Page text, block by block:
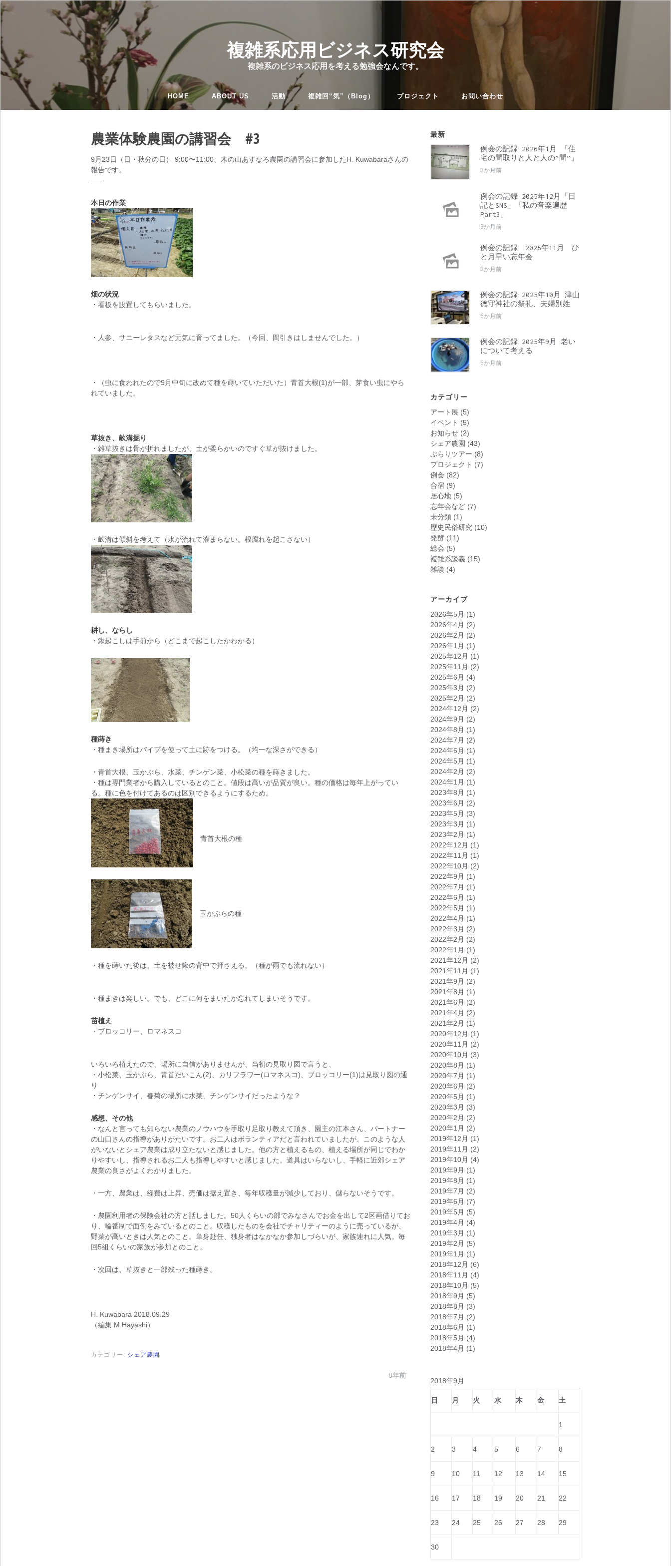
複雑系応用ビジネス研究会
複雑系のビジネス応用を考える勉強会なんです。
HOME ABOUT US 活動 複雑回“気”（Blog） プロジェクト お問い合わせ
農業体験農園の講習会 #3
9月23日（日・秋分の日） 9:00〜11:00、木の山あすなろ農園の講習会に参加したH. Kuwabaraさんの
報告です。
—–
本日の作業
畑の状況
・看板を設置してもらいました。
・人参、サニーレタスなど元気に育ってました。（今回、間引きはしませんでした。）
・（虫に食われたので9月中旬に改めて種を蒔いていただいた）青首大根(1)が一部、芽食い虫にやら
れていました。
草抜き、畝溝掘り
・雑草抜きは骨が折れましたが、土が柔らかいのですぐ草が抜けました。
・畝溝は傾斜を考えて（水が流れて溜まらない。根腐れを起こさない）
耕し、ならし
・鍬起こしは手前から（どこまで起こしたかわかる）
種蒔き
・種まき場所はパイプを使って土に跡をつける。（均一な深さができる）
・青首大根、玉かぶら、水菜、チンゲン菜、小松菜の種を蒔きました。
・種は専門業者から購入しているとのこと。値段は高いが品質が良い。種の価格は毎年上がってい
る。種に色を付けてあるのは区別できるようにするため。
青首大根の種
玉かぶらの種
・種を蒔いた後は、土を被せ鍬の背中で押さえる。（種が雨でも流れない）
・種まきは楽しい。でも、どこに何をまいたか忘れてしまいそうです。
苗植え
・ブロッコリー、ロマネスコ
いろいろ植えたので、場所に自信がありませんが、当初の見取り図で言うと、
・小松菜、玉かぶら、青首だいこん(2)、カリフラワー(ロマネスコ)、ブロッコリー(1)は見取り図の通
り
・チンゲンサイ、春菊の場所に水菜、チンゲンサイだったような？
感想、その他
・なんと言っても知らない農業のノウハウを手取り足取り教えて頂き、園主の江本さん、パートナー
の山口さんの指導がありがたいです。お二人はボランティアだと言われていましたが、このような人
がいないとシェア農業は成り立たないと感じました。他の方と植えるもの、植える場所が同じでわか
りやすいし、指導されるお二人も指導しやすいと感じました。道具はいらないし、手軽に近郊シェア
農業の良さがよくわかりました。
・一方、農業は、経費は上昇、売価は据え置き、毎年収穫量が減少しており、儲らないそうです。
・農園利用者の保険会社の方と話しました。50人くらいの部でみなさんでお金を出して2区画借りてお
り、輪番制で面倒をみているとのこと。収穫したものを会社でチャリティーのように売っているが、
野菜が高いときは人気とのこと。単身赴任、独身者はなかなか参加しづらいが、家族連れに人気。毎
回5組くらいの家族が参加とのこと。
・次回は、草抜きと一部残った種蒔き。
H. Kuwabara 2018.09.29
（編集 M.Hayashi）
カテゴリー: シェア農園
8年前
最新
例会の記録 2026年1月 「住
宅の間取りと人と人の”間”」
3か月前
例会の記録 2025年12月「日
記とSNS」「私の音楽遍歴
Part3」
3か月前
例会の記録 2025年11月 ひ
と月早い忘年会
3か月前
例会の記録 2025年10月 津山
徳守神社の祭礼、夫婦別姓
6か月前
例会の記録 2025年9月 老い
について考える
6か月前
カテゴリー
アート展 (5)
イベント (5)
お知らせ (2)
シェア農園 (43)
ぶらりツアー (8)
プロジェクト (7)
例会 (82)
合宿 (9)
居心地 (5)
忘年会など (7)
未分類 (1)
歴史民俗研究 (10)
発酵 (11)
総会 (5)
複雑系談義 (15)
雑談 (4)
アーカイブ
2026年5月 (1)
2026年4月 (2)
2026年2月 (2)
2026年1月 (1)
2025年12月 (1)
2025年11月 (2)
2025年6月 (4)
2025年3月 (2)
2025年2月 (2)
2024年12月 (2)
2024年9月 (2)
2024年8月 (1)
2024年7月 (2)
2024年6月 (1)
2024年5月 (1)
2024年2月 (2)
2024年1月 (1)
2023年8月 (1)
2023年6月 (2)
2023年5月 (3)
2023年3月 (1)
2023年2月 (1)
2022年12月 (1)
2022年11月 (1)
2022年10月 (2)
2022年9月 (1)
2022年7月 (1)
2022年6月 (1)
2022年5月 (1)
2022年4月 (1)
2022年3月 (2)
2022年2月 (2)
2022年1月 (1)
2021年12月 (2)
2021年11月 (1)
2021年9月 (2)
2021年8月 (1)
2021年6月 (2)
2021年4月 (2)
2021年2月 (1)
2020年12月 (1)
2020年11月 (2)
2020年10月 (3)
2020年8月 (1)
2020年7月 (1)
2020年6月 (2)
2020年5月 (1)
2020年3月 (3)
2020年2月 (2)
2020年1月 (2)
2019年12月 (1)
2019年11月 (2)
2019年10月 (4)
2019年9月 (1)
2019年8月 (1)
2019年7月 (2)
2019年6月 (7)
2019年5月 (5)
2019年4月 (4)
2019年3月 (1)
2019年2月 (5)
2019年1月 (1)
2018年12月 (6)
2018年11月 (4)
2018年10月 (5)
2018年9月 (5)
2018年8月 (3)
2018年7月 (2)
2018年6月 (1)
2018年5月 (4)
2018年4月 (1)
2018年9月
日 月 火 水 木 金 土
1
2 3 4 5 6 7 8
9 10 11 12 13 14 15
16 17 18 19 20 21 22
23 24 25 26 27 28 29
30